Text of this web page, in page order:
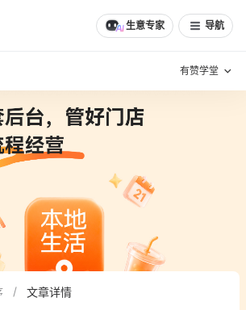
生意专家 导航
有赞学堂
增长方法
有赞专家说
新零售最佳实践
分享
文章详情